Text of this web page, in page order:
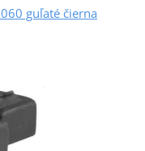
guľaté čierna